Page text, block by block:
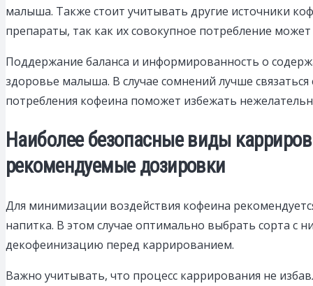
малыша. Также стоит учитывать другие источники
препараты, так как их совокупное потребление
Поддержание баланса и информированность о
здоровье малыша. В случае сомнений лучше
потребления кофеина поможет избежать
Наиболее безопасные виды
рекомендуемые дозировки
Для минимизации воздействия кофеина
напитка. В этом случае оптимально выбрать сорта с
декофеинизацию перед каррированием.
Важно учитывать, что процесс каррирования не